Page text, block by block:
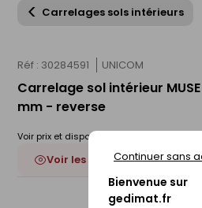
Bienvenue sur
gedimat.fr
Continuer sans
Carrelages sols intérieurs
Réf : 30284591 UNICOM
Carrelage sol intérieur
mm - reverse
Voir prix et disponibilité en magasin
Voir les 2 déclinaisons